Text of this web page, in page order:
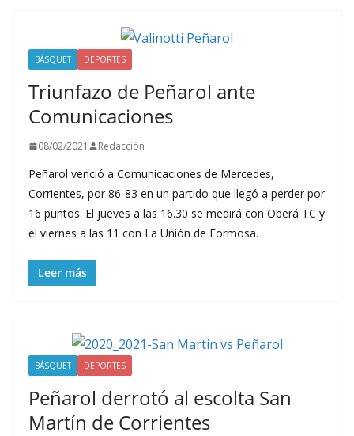
BÁSQUET DEPORTES
Triunfazo de Peñarol ante
Comunicaciones
08/02/2021 Redacción
Peñarol venció a Comunicaciones de Mercedes,
Corrientes, por 86-83 en un partido que llegó a perder por
16 puntos. El jueves a las 16.30 se medirá con Oberá TC y
el viernes a las 11 con La Unión de Formosa.
Leer más
BÁSQUET DEPORTES
Peñarol derrotó al escolta San
Martín de Corrientes